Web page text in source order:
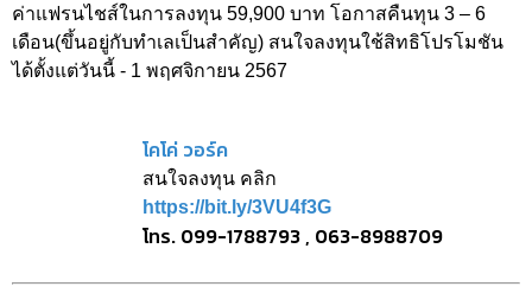
ค่าแฟรนไชส์ในการลงทุน 59,900 บาท โอกาสคืนทุน 3 – 6
เดือน(ขึ้นอยู่กับทำเลเป็นสำคัญ) สนใจลงทุนใช้สิทธิโปรโมชัน
ได้ตั้งแต่วันนี้ - 1 พฤศจิกายน 2567
โคโค่ วอร์ค
สนใจลงทุน คลิก
https://bit.ly/3VU4f3G
โทร. 099-1788793 , 063-8988709